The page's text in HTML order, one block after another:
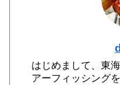
はじめまして、東
アーフィッシング